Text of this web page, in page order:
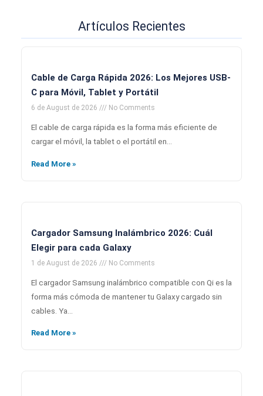
Artículos Recientes
Cable de Carga Rápida 2026: Los Mejores USB-
C para Móvil, Tablet y Portátil
6 de August de 2026 No Comments
El cable de carga rápida es la forma más eficiente de
cargar el móvil, la tablet o el portátil en…
Read More »
Cargador Samsung Inalámbrico 2026: Cuál
Elegir para cada Galaxy
1 de August de 2026 No Comments
El cargador Samsung inalámbrico compatible con Qi es la
forma más cómoda de mantener tu Galaxy cargado sin
cables. Ya…
Read More »